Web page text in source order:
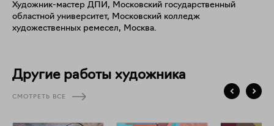
дизайнера до модельера-конструктора, я отдала свою душу
живописи. Люблю писать большие форматы, работаю
маслом. Иногда экспериментирую с разными текстурами и
"Серебряным ключом" за вклад в развитие в современного
искусства Северного Кипра. Картины находятся в Музее
города Никосия и частных коллекциях.
Художник-мастер ДПИ, Московский государственный
областной университет, Московский колледж
художественных ремесел, Москва.
Другие работы художника
СМОТРЕТЬ ВСЕ